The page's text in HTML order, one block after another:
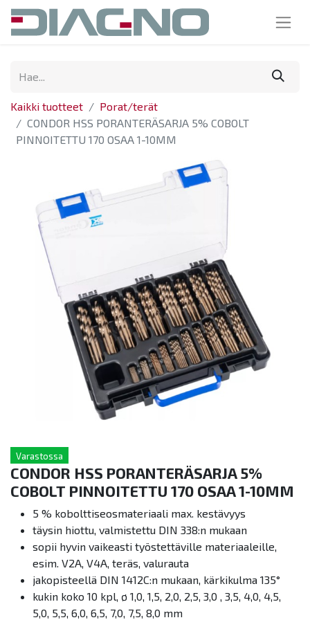
Kaikki tuotteet
Porat/terät
CONDOR HSS PORANTERÄSARJA 5% COBOLT
PINNOITETTU 170 OSAA 1-10MM
Varastossa
CONDOR HSS PORANTERÄSARJA 5%
COBOLT PINNOITETTU 170 OSAA 1-10MM
5 % kobolttiseosmateriaali max. kestävyys
täysin hiottu, valmistettu DIN 338:n mukaan
sopii hyvin vaikeasti työstettäville materiaaleille,
esim. V2A, V4A, teräs, valurauta
jakopisteellä DIN 1412C:n mukaan, kärkikulma 135°
kukin koko 10 kpl, ø 1,0, 1,5, 2,0, 2,5, 3,0 , 3,5, 4,0, 4,5,
5,0, 5,5, 6,0, 6,5, 7,0, 7,5, 8,0 mm